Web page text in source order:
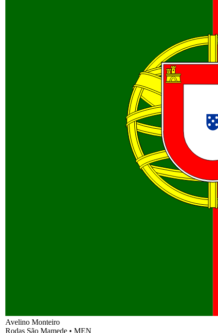
Avelino Monteiro
Rodas São Mamede • MEN